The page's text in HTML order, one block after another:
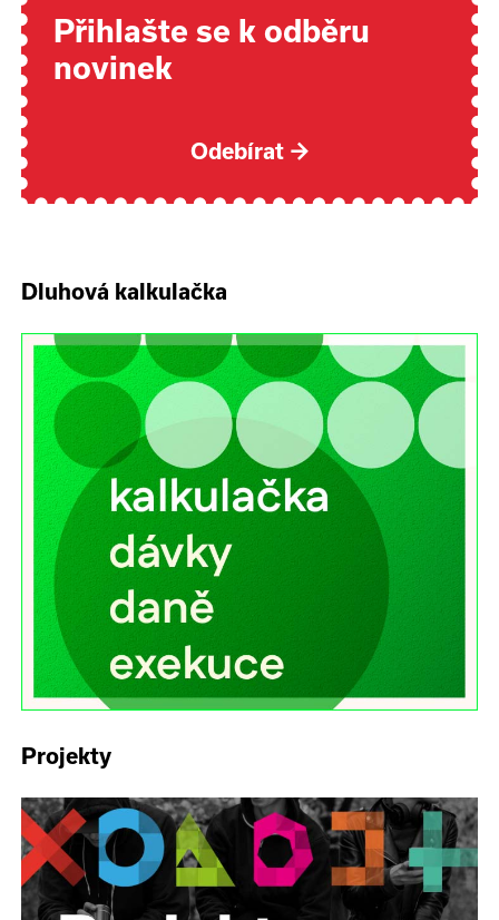
Přihlašte se k odběru
novinek
Odebírat →
Dluhová kalkulačka
Projekty